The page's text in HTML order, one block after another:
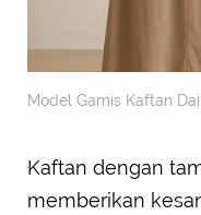
Model Gamis Kaftan
Kaftan dengan
memberikan